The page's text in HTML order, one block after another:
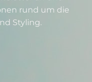
rund um die
Styling.